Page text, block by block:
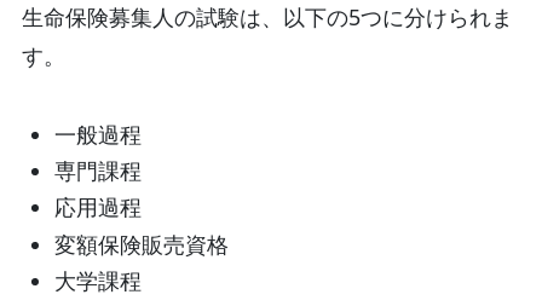
生命保険募集人の試験は、以下の5つに分けられま
す。
一般過程
専門課程
応用過程
変額保険販売資格
大学課程